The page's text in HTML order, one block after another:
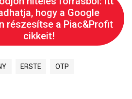
hogy a Google
részesítse a Piac&Profit
cikkeit!
ERSTE OTP